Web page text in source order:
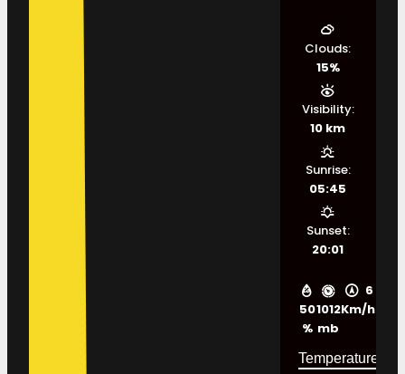
50
%
1012
mb
6
Km/h
Clouds:
15%
Visibility:
10 km
Sunrise:
05:45
Sunset:
20:01